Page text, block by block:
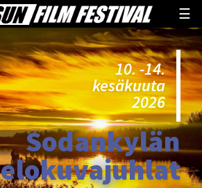
☰
10. -14.
kesäkuuta
2026
Sodankylän
elokuvajuhlat